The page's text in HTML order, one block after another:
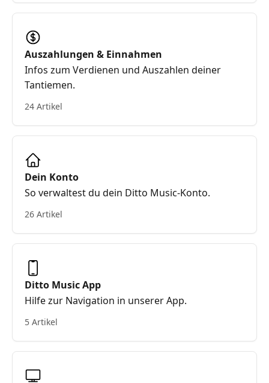
Auszahlungen & Einnahmen
Infos zum Verdienen und Auszahlen deiner
Tantiemen.
24 Artikel
Dein Konto
So verwaltest du dein Ditto Music-Konto.
26 Artikel
Ditto Music App
Hilfe zur Navigation in unserer App.
5 Artikel